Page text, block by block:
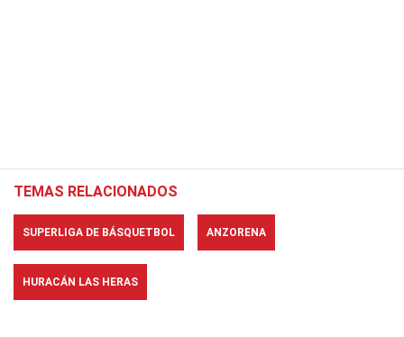
TEMAS RELACIONADOS
SUPERLIGA DE BÁSQUETBOL ANZORENA
HURACÁN LAS HERAS